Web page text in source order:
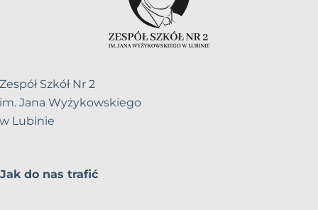
Zespół Szkół Nr 2
im. Jana Wyżykowskiego
w Lubinie
Jak do nas trafić